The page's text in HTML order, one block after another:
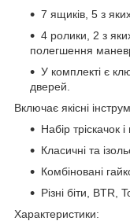
7 ящиків, 5 з
4 ролики, 2 з
полегшення
У комплекті є
дверей.
Включає якісні
Набір тріскачок
Класичні та
Комбіновані
Різні біти, BTR,
Характеристики: